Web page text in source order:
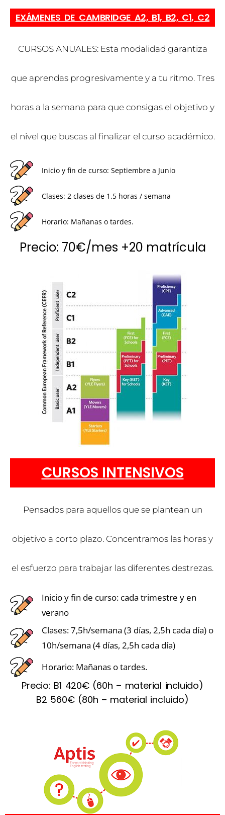
EXÁMENES DE CAMBRIDGE A2, B1, B2, C1, C2
CURSOS ANUALES: Esta modalidad garantiza
que aprendas progresivamente y a tu ritmo. Tres
horas a la semana para que consigas el objetivo y
el nivel que buscas al finalizar el curso académico.
Inicio y fin de curso: Septiembre a Junio
Clases: 2 clases de 1.5 horas / semana
Horario: Mañanas o tardes.
Precio: 70€/mes +20 matrícula
CURSOS INTENSIVOS
Pensados para aquellos que se plantean un
objetivo a corto plazo. Concentramos las horas y
el esfuerzo para trabajar las diferentes destrezas.
Inicio y fin de curso: cada trimestre y en
verano
Clases: 7,5h/semana (3 días, 2,5h cada día) o
10h/semana (4 días, 2,5h cada día)
Horario: Mañanas o tardes.
Precio: B1 420€ (60h – material incluido)
B2 560€ (80h – material incluido)